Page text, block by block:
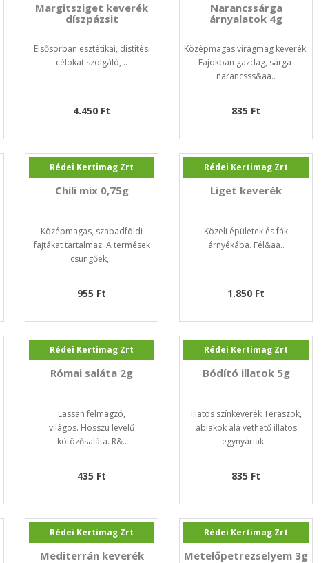
Margitsziget keverék
díszpázsit
Elsősorban esztétikai, dístítési
célokat szolgáló, ..
4.450 Ft
Narancssárga
árnyalatok 4g
Középmagas virágmag keverék.
Fajokban gazdag, sárga-
narancsss&aa..
835 Ft
Rédei Kertimag Zrt
Chili mix 0,75g
Középmagas, szabadföldi
fajtákat tartalmaz. A termések
csüngőek,..
955 Ft
Rédei Kertimag Zrt
Liget keverék
Közeli épületek és fák
árnyékába. Fél&aa..
1.850 Ft
Rédei Kertimag Zrt
Római saláta 2g
Lassan felmagzó,
világos. Hosszú levelű
kötözősaláta. R&..
435 Ft
Rédei Kertimag Zrt
Bódító illatok 5g
Illatos színkeverék Teraszok,
ablakok alá vethető illatos
egynyáriak ..
835 Ft
Rédei Kertimag Zrt
Mediterrán keverék
Rédei Kertimag Zrt
Metelőpetrezselyem 3g